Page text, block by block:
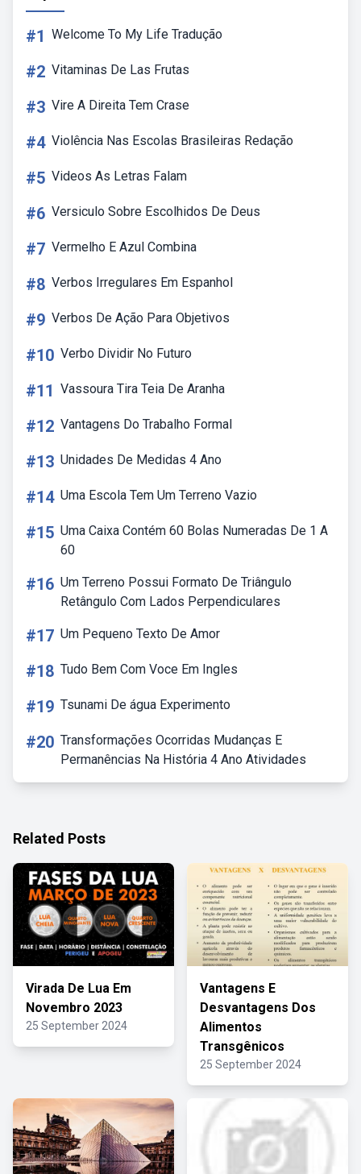
#1 Welcome To My Life Tradução
#2 Vitaminas De Las Frutas
#3 Vire A Direita Tem Crase
#4 Violência Nas Escolas Brasileiras Redação
#5 Videos As Letras Falam
#6 Versiculo Sobre Escolhidos De Deus
#7 Vermelho E Azul Combina
#8 Verbos Irregulares Em Espanhol
#9 Verbos De Ação Para Objetivos
#10 Verbo Dividir No Futuro
#11 Vassoura Tira Teia De Aranha
#12 Vantagens Do Trabalho Formal
#13 Unidades De Medidas 4 Ano
#14 Uma Escola Tem Um Terreno Vazio
#15 Uma Caixa Contém 60 Bolas Numeradas De 1 A
60
#16 Um Terreno Possui Formato De Triângulo
Retângulo Com Lados Perpendiculares
#17 Um Pequeno Texto De Amor
#18 Tudo Bem Com Voce Em Ingles
#19 Tsunami De água Experimento
#20 Transformações Ocorridas Mudanças E
Permanências Na História 4 Ano Atividades
Related Posts
Virada De Lua Em
Novembro 2023
25 September 2024
Vantagens E
Desvantagens Dos
Alimentos
Transgênicos
25 September 2024